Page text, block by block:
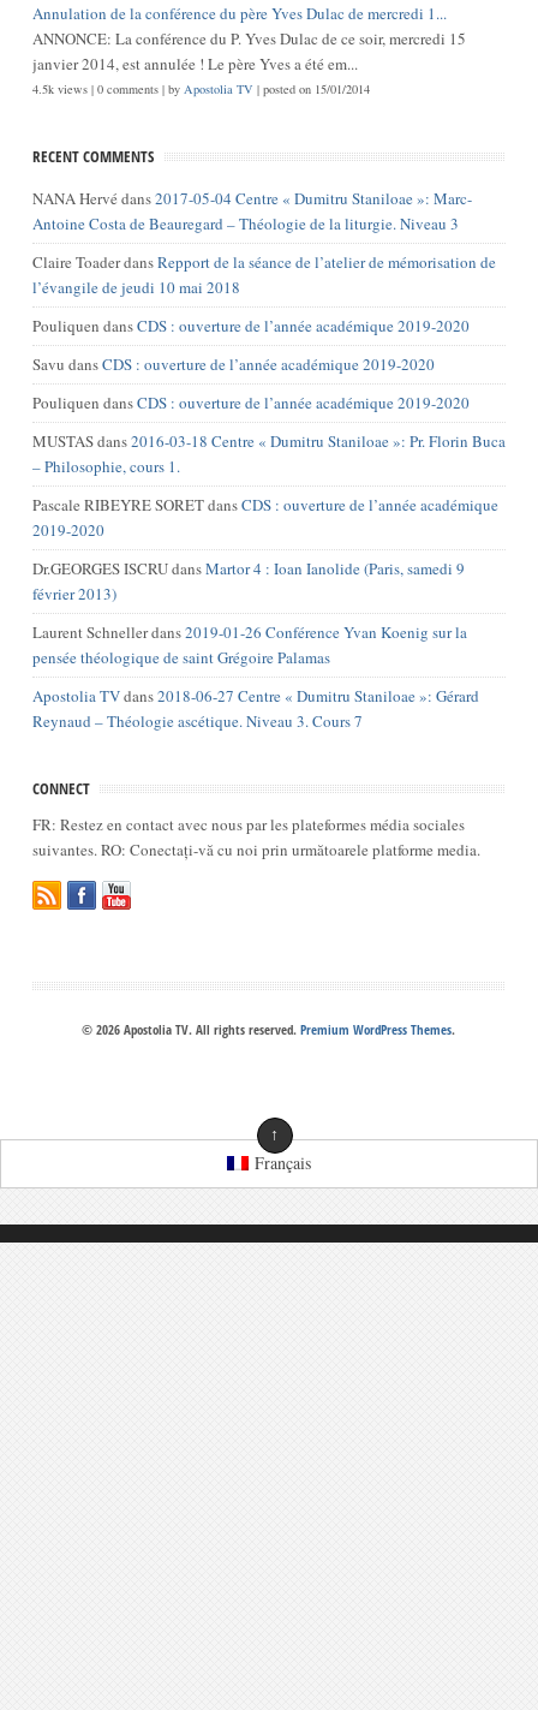
Annulation de la conférence du père Yves Dulac de mercredi 1...
ANNONCE: La conférence du P. Yves Dulac de ce soir, mercredi 15
janvier 2014, est annulée ! Le père Yves a été em...
4.5k views| 0 comments| by Apostolia TV | posted on 15/01/2014
RECENT COMMENTS
NANA Hervé dans2017-05-04 Centre « Dumitru Staniloae »: Marc-
Antoine Costa de Beauregard – Théologie de la liturgie. Niveau 3
Claire ToaderdansRepport de la séance de l’atelier de mémorisation de
l’évangile de jeudi 10 mai 2018
Pouliquen dansCDS : ouverture de l’année académique 2019-2020
Savu dansCDS : ouverture de l’année académique 2019-2020
Pouliquen dansCDS : ouverture de l’année académique 2019-2020
MUSTASdans2016-03-18 Centre « Dumitru Staniloae »: Pr. Florin Buca
– Philosophie, cours 1.
Pascale RIBEYRE SORETdansCDS : ouverture de l’année académique
2019-2020
Dr.GEORGES ISCRUdansMartor 4 : Ioan Ianolide (Paris, samedi 9
février 2013)
Laurent Schnellerdans2019-01-26 Conférence Yvan Koenig sur la
pensée théologique de saint Grégoire Palamas
Apostolia TVdans2018-06-27 Centre « Dumitru Staniloae »: Gérard
Reynaud – Théologie ascétique. Niveau 3. Cours 7
CONNECT
FR: Restez en contact avec nous par les plateformes média sociales
suivantes. RO: Conectați-vă cu noi prin următoarele platforme media.
© 2026 Apostolia TV. All rights reserved.Premium WordPress Themes.
↑
Français